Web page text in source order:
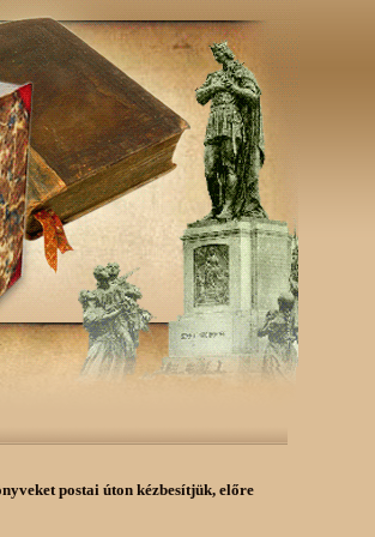
postai úton kézbesítjük, előre